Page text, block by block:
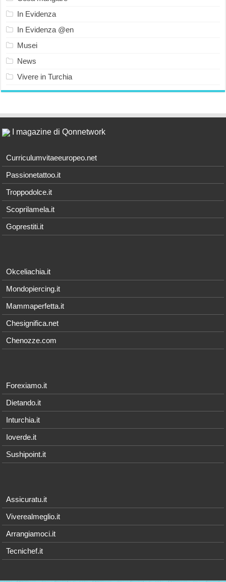
In Evidenza
In Evidenza @en
Musei
News
Vivere in Turchia
I magazine di Qonnetwork
Curriculumvitaeeuropeo.net
Passionetattoo.it
Troppodolce.it
Scoprilamela.it
Goprestiti.it
Okceliachia.it
Mondopiercing.it
Mammaperfetta.it
Chesignifica.net
Chenozze.com
Forexiamo.it
Dietando.it
Inturchia.it
Ioverde.it
Sushipoint.it
Assicuratu.it
Viverealmeglio.it
Arrangiamoci.it
Tecnichef.it